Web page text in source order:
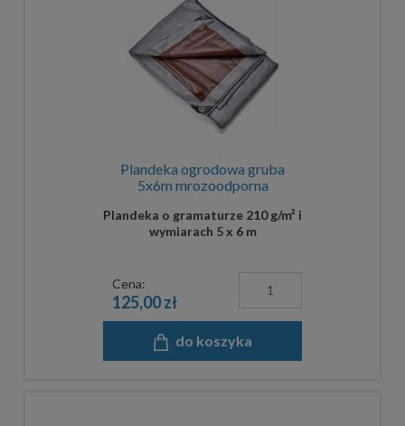
Plandeka ogrodowa gruba
5x6m mrozoodporna
Plandeka o gramaturze 210 g/m² i
wymiarach 5 x 6 m
Cena:
125,00 zł
do koszyka